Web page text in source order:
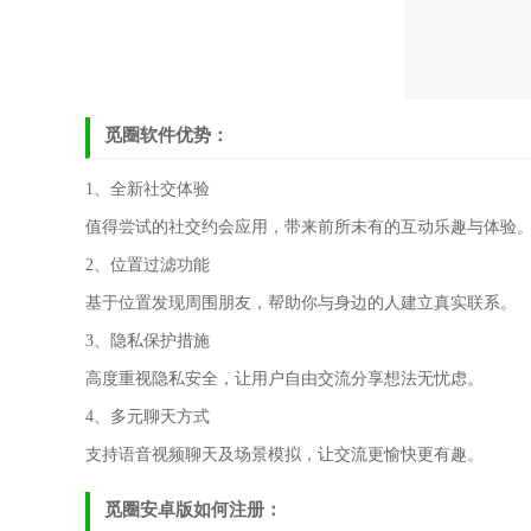
觅圈软件优势：
1、全新社交体验
值得尝试的社交约会应用，带来前所未有的互动乐趣与体验
2、位置过滤功能
基于位置发现周围朋友，帮助你与身边的人建立真实联系。
3、隐私保护措施
高度重视隐私安全，让用户自由交流分享想法无忧虑。
4、多元聊天方式
支持语音视频聊天及场景模拟，让交流更愉快更有趣。
觅圈安卓版如何注册：